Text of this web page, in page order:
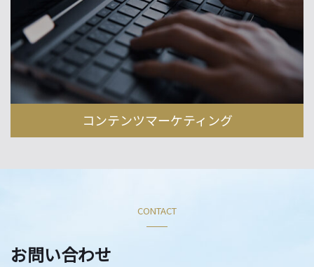
コンテンツマーケティング
CONTACT
お問い合わせ